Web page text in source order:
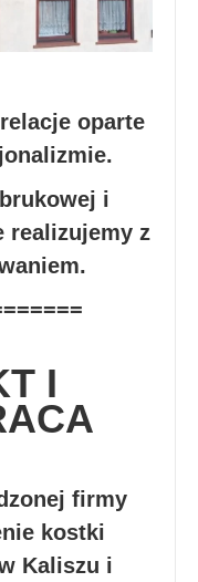
oparte
i
realizujemy z
I
firmy
kostki
Kaliszu i